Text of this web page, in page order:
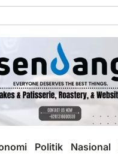
Politik Nasional